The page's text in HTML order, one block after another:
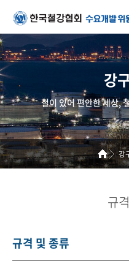
강
철이 있어 편안한 세상,
강
규
규격 및 종류